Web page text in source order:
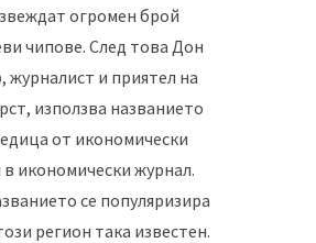
огромен брой
чипове. След това Дон
журналист и приятел на
използва названието
от икономически
в икономически журнал.
се популяризира
регион така известен.